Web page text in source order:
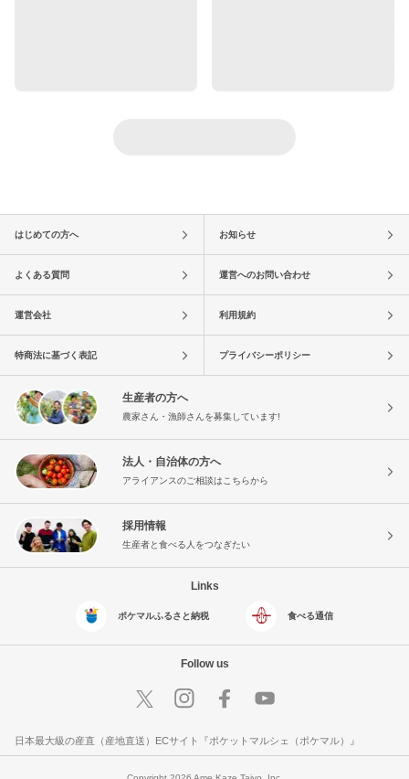
はじめての方へ お知らせ
よくある質問 運営へのお問い合わせ
運営会社 利用規約
特商法に基づく表記 プライバシーポリシー
生産者の方へ
農家さん・漁師さんを募集しています!
法人・自治体の方へ
アライアンスのご相談はこちらから
採用情報
生産者と食べる人をつなぎたい
Links
ポケマルふるさと納税 食べる通信
Follow us
日本最大級の産直（産地直送）ECサイト『ポケットマルシェ（ポケマル）』